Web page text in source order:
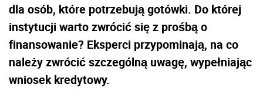
dla osób, które potrzebują gotówki. Do której
instytucji warto zwrócić się z prośbą o
finansowanie? Eksperci przypominają, na co
należy zwrócić szczególną uwagę, wypełniając
wniosek kredytowy.